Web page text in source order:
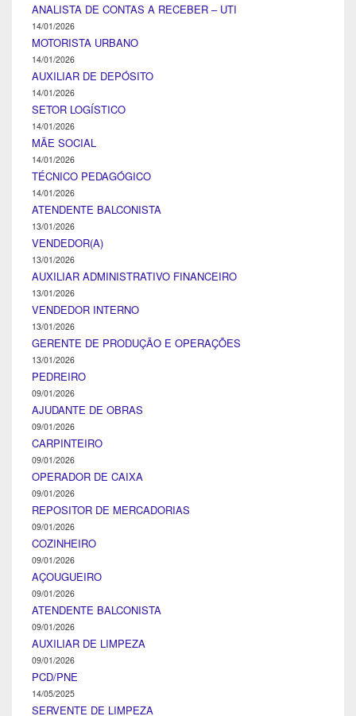
ANALISTA DE CONTAS A RECEBER – UTI
14/01/2026
MOTORISTA URBANO
14/01/2026
AUXILIAR DE DEPÓSITO
14/01/2026
SETOR LOGÍSTICO
14/01/2026
MÃE SOCIAL
14/01/2026
TÉCNICO PEDAGÓGICO
14/01/2026
ATENDENTE BALCONISTA
13/01/2026
VENDEDOR(A)
13/01/2026
AUXILIAR ADMINISTRATIVO FINANCEIRO
13/01/2026
VENDEDOR INTERNO
13/01/2026
GERENTE DE PRODUÇÃO E OPERAÇÕES
13/01/2026
PEDREIRO
09/01/2026
AJUDANTE DE OBRAS
09/01/2026
CARPINTEIRO
09/01/2026
OPERADOR DE CAIXA
09/01/2026
REPOSITOR DE MERCADORIAS
09/01/2026
COZINHEIRO
09/01/2026
AÇOUGUEIRO
09/01/2026
ATENDENTE BALCONISTA
09/01/2026
AUXILIAR DE LIMPEZA
09/01/2026
PCD/PNE
14/05/2025
SERVENTE DE LIMPEZA